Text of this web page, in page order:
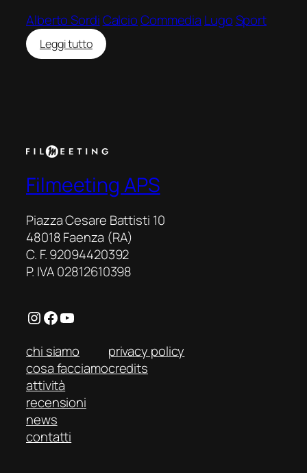
Alberto SordiCalcioCommedia LugoSport
Leggi tutto:
Il
un
ritratto
esasperato
calcio
di
provincia
Filmeeting APS
Piazza Cesare Battisti 10
48018 Faenza (RA)
C. F. 92094420392
P. IVA 02812610398
Instagram Facebook YouTube
chi siamo
cosa facciamo
attività
recensioni
news
contatti
privacy policy
credits